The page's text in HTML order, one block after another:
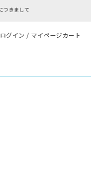
ログイン / マイページカート